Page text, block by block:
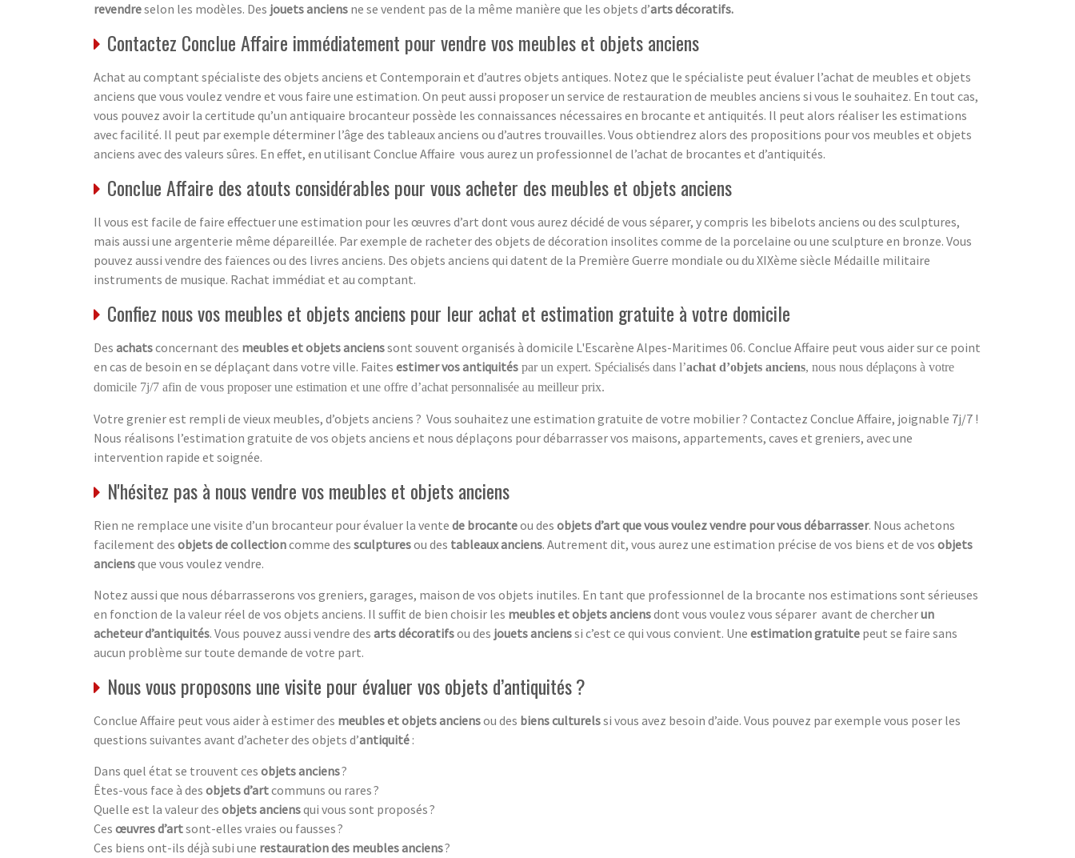
revendreselon les modèles. Des jouets anciens ne se vendent pas de la même manière que les objets d’arts décoratifs.
Contactez Conclue Affaire immédiatement pour vendre vos meubles et objets anciens
Achat au comptant spécialiste des objets anciens et Contemporain et d’autres objets antiques. Notez que le spécialiste peut évaluer l’achat de meubles et objets
anciens que vous voulez vendre et vous faire une estimation. On peut aussi proposer un service de restauration de meubles anciens si vous le souhaitez. En tout cas,
vous pouvez avoir la certitude qu’un antiquaire brocanteur possède les connaissances nécessaires en brocante et antiquités. Il peut alors réaliser les estimations
avec facilité. Il peut par exemple déterminer l’âge des tableaux anciens ou d’autres trouvailles. Vous obtiendrez alors des propositions pour vos meubles et objets
anciens avec des valeurs sûres. En effet, en utilisant Conclue Affaire vous aurez un professionnel de l’achat de brocantes et d’antiquités.
Conclue Affaire des atouts considérables pour vous acheter des meubles et objets anciens
Il vous est facile de faire effectuer une estimation pour les œuvres d’art dont vous aurez décidé de vous séparer, y compris les bibelots anciens ou des sculptures,
mais aussi une argenterie même dépareillée. Par exemple de racheter des objets de décoration insolites comme de la porcelaine ou une sculpture en bronze. Vous
pouvez aussi vendre des faïences ou des livres anciens. Des objets anciens qui datent de la Première Guerre mondiale ou du XIXème siècle Médaille militaire
instruments de musique. Rachat immédiat et au comptant.
Confiez nous vos meubles et objets anciens pour leur achat et estimation gratuite à votre domicile
Des achatsconcernant des meubles et objets ancienssont souvent organisés à domicile L'Escarène Alpes-Maritimes 06. Conclue Affaire peut vous aider sur ce point
en cas de besoin en se déplaçant dans votre ville. Faites estimer vos antiquités par un expert. Spécialisés dans l’achat d’objets anciens, nous nous déplaçons à votre
domicile 7j/7 afin de vous proposer une estimation et une offre d’achat personnalisée au meilleur prix.
Votre grenier est rempli de vieux meubles, d’objets anciens ? Vous souhaitez une estimation gratuite de votre mobilier ? Contactez Conclue Affaire, joignable 7j/7 !
Nous réalisons l’estimation gratuite de vos objets anciens et nous déplaçons pour débarrasser vos maisons, appartements, caves et greniers, avec une
intervention rapide et soignée.
N'hésitez pas à nous vendre vos meubles et objets anciens
Rien ne remplace une visite d’un brocanteur pour évaluer la vente de brocanteou des objets d’art que vous voulez vendre pour vous débarrasser. Nous achetons
facilement des objets de collectioncomme des sculpturesou des tableaux anciens. Autrement dit, vous aurez une estimation précise de vos biens et de vos objets
anciensque vous voulez vendre.
Notez aussi que nous débarrasserons vos greniers, garages, maison de vos objets inutiles. En tant que professionnel de la brocante nos estimations sont sérieuses
en fonction de la valeur réel de vos objets anciens. Il suffit de bien choisir les meubles et objets anciensdont vous voulez vous séparer avant de chercherun
acheteur d’antiquités. Vous pouvez aussi vendre des arts décoratifsou des jouets ancienssi c’est ce qui vous convient. Une estimation gratuite peut se faire sans
aucun problème sur toute demande de votre part.
Nous vous proposons une visite pour évaluer vos objets d’antiquités ?
Conclue Affaire peut vous aider à estimer des meubles et objets anciensou des biens culturelssi vous avez besoin d’aide. Vous pouvez par exemple vous poser les
questions suivantes avant d’acheter des objets d’antiquité :
Dans quel état se trouvent ces objets anciens?
Êtes-vous face à des objets d’artcommuns ou rares ?
Quelle est la valeur des objets anciensqui vous sont proposés ?
Ces œuvres d’artsont-elles vraies ou fausses ?
Ces biens ont-ils déjà subi une restauration des meubles anciens?